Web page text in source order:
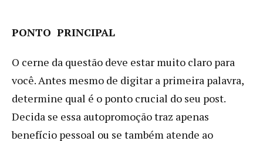
PONTO PRINCIPAL
O cerne da questão deve estar muito claro para
você. Antes mesmo de digitar a primeira palavra,
determine qual é o ponto crucial do seu post.
Decida se essa autopromoção traz apenas
benefício pessoal ou se também atende ao